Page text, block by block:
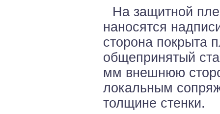
На защитной
наносятся
сторона покрыта
общепринятый
мм внешнюю
локальным
толщине стенки.